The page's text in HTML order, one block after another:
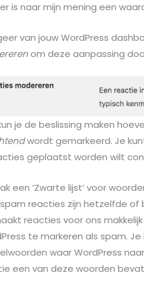
is naar mijn mening een
van jouw WordPress
om deze aanpassing
je de beslissing maken
wordt gemarkeerd. Je
geplaatst worden wilt
een ‘Zwarte lijst’ voor
reacties zijn hetzelfde
reacties voor ons
te markeren als spam.
waar WordPress
een van deze woorden